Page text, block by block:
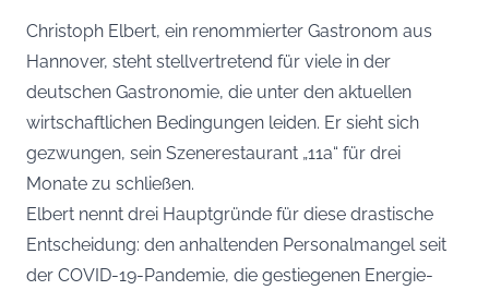
Christoph Elbert, ein renommierter Gastronom aus
Hannover, steht stellvertretend für viele in der
deutschen Gastronomie, die unter den aktuellen
wirtschaftlichen Bedingungen leiden. Er sieht sich
gezwungen, sein Szenerestaurant „11a“ für drei
Monate zu schließen.
Elbert nennt drei Hauptgründe für diese drastische
Entscheidung: den anhaltenden Personalmangel seit
der COVID-19-Pandemie, die gestiegenen Energie-